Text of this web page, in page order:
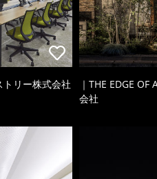
リー株式会社
｜THE EDGE
会社